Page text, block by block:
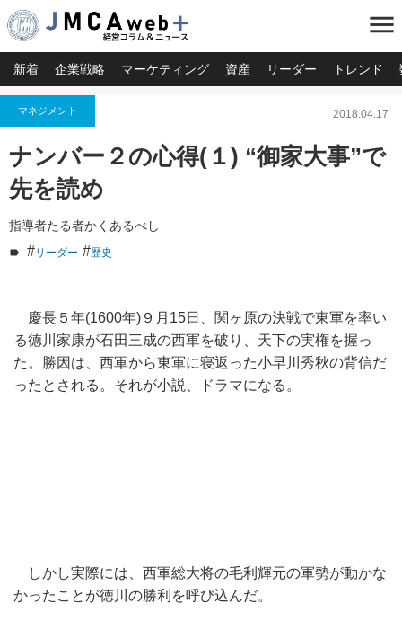
menu
新着 企業戦略 マーケティング 資産 リーダー トレンド
マネジメント 2018.04.17
ナンバー２の心得(１) “御家大事”で
先を読め
指導者たる者かくあるべし
#リーダー #歴史
慶長５年(1600年)９月15日、 関ヶ原の決戦で東軍を率い
る徳川家康が石田三成の西軍を破り、 天下の実権を握っ
た。勝因は、 西軍から東軍に寝返った小早川秀秋の背信だ
ったとされる。 それが小説、ドラマになる。
しかし実際には、 西軍総大将の毛利輝元の軍勢が動かな
かったことが徳川の勝利を呼び込んだ。